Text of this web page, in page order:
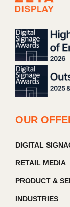
OUR
DIGITAL
RETAIL MEDIA
PRODUCT &
INDUSTRIES